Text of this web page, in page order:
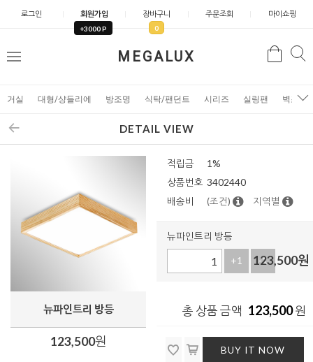
로그인 회원가입
+3000 P
장바구니
0
주문조회 마이쇼핑
MEGALUX
메
검
거실 대형/샹들리에 방조명 식탁/팬던트 시리즈 실링팬 벽조명
DETAIL VIEW
뉴파인트리 방등
123,500원
적립금
1%
상품번호 3402440
배송비
(조건) 지역별
뉴파인트리 방등
+1 -1
123,500원
총 상품 금액 123,500원
BUY IT NOW